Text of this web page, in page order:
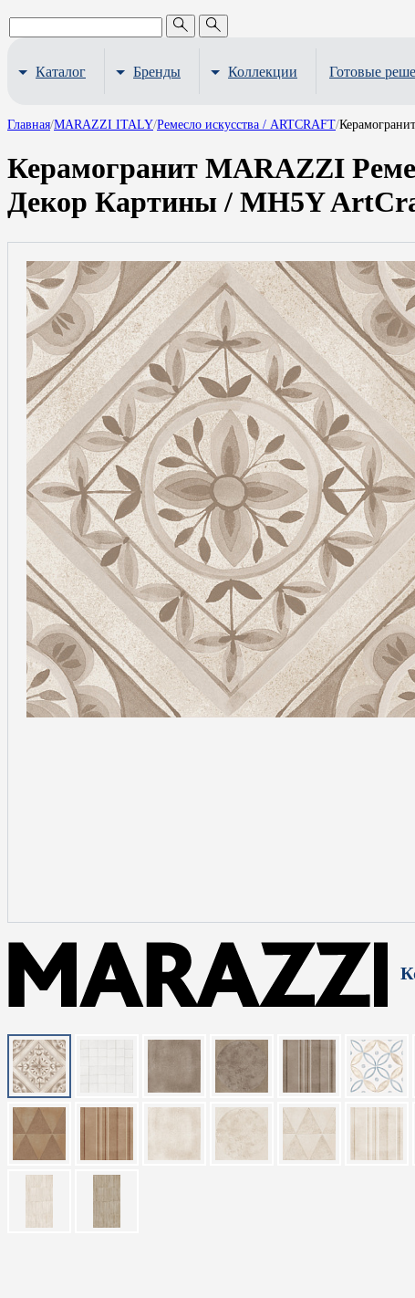
Каталог Бренды Коллекции Готовые
Главная/MARAZZI ITALY/Ремесло искусства / ARTCRAFT/
Керамогранит MARAZZI
Декор Картины / MH5Y